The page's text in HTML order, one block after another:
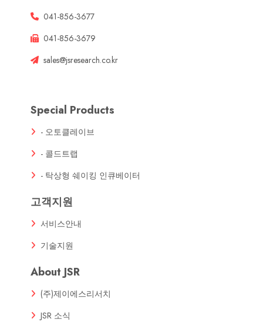
041-856-3677
041-856-3679
sales@jsresearch.co.kr
Special Products
- 오토클레이브
- 콜드트랩
- 탁상형 쉐이킹 인큐베이터
고객지원
서비스안내
기술지원
About JSR
(주)제이에스리서치
JSR 소식